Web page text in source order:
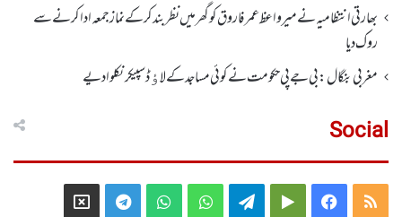
بھارتی انتظامیہ نے میر واعظ عمر فاروق کو گھر میں نظر بندکر کے نماز جمعہ ادا کرنے سے
روک دیا
مغربی بنگال: بی جے پی حکومت نے کوئی مساجد کے لاﺅڈ سپیکر نکلوا دیے
Social
RSS
Facebook
Google
Telegram
WhatsApp
WhatsApp
Telegram
X